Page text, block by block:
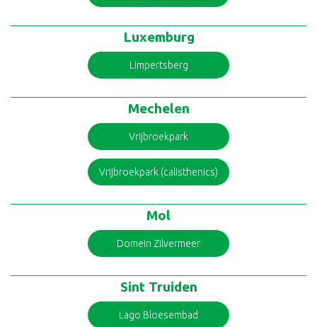
Luxemburg
Limpertsberg
Mechelen
Vrijbroekpark
Vrijbroekpark (calisthenics)
Mol
Domein Zilvermeer
Sint Truiden
Lago Bloesembad